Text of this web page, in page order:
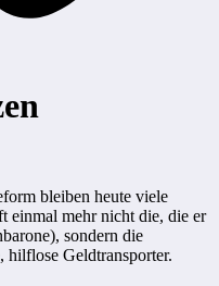
bleiben heute viele
einmal mehr nicht die, die er
sondern die
hilflose Geldtransporter.